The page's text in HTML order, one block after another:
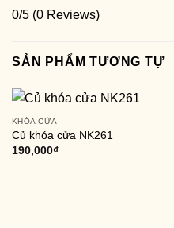
0/5 (0 Reviews)
SẢN PHẨM TƯƠNG TỰ
KHÓA CỬA
Củ khóa cửa NK261
190,000₫